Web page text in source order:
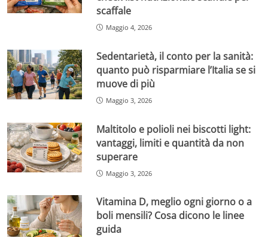
scaffale
Maggio 4, 2026
Sedentarietà, il conto per la sanità:
quanto può risparmiare l’Italia se si
muove di più
Maggio 3, 2026
Maltitolo e polioli nei biscotti light:
vantaggi, limiti e quantità da non
superare
Maggio 3, 2026
Vitamina D, meglio ogni giorno o a
boli mensili? Cosa dicono le linee
guida